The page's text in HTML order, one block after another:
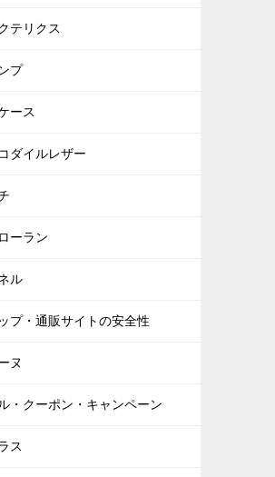
テリクス
プ
ース
ダイルレザー
ーラン
ル
プ・通販サイトの安全性
ヌ
・クーポン・キャンペーン
ス